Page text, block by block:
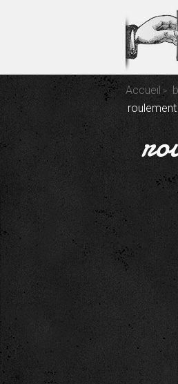
Accueil